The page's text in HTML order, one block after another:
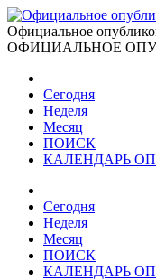
Официальное
ОФИЦИАЛЬНОЕ
Сегодня
Неделя
Месяц
ПОИСК
КАЛЕНДАРЬ
Сегодня
Неделя
Месяц
ПОИСК
КАЛЕНДАРЬ